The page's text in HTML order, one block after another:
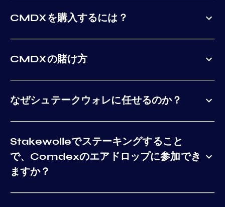
CMDXを購入するには？
CMDXの賭け方
なぜシュテークウォレに任せるのか？
Stakewolleでステーキングすること
で、Comdexのエアドロップに参加でき
ますか？